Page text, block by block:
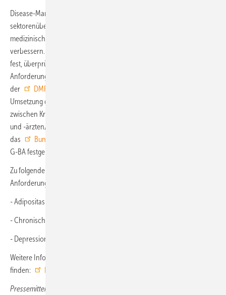
Disease-Management-Programme haben das Ziel, den
sektorenübergreifenden Behandlungsablauf und die Qualität der
medizinischen Versorgung von chronisch kranken Menschen zu
verbessern. Der G-BA legt die Anforderungen an solche Programme
fest, überprüft sie regelmäßig und aktualisiert sie gegebenenfalls. Die
Anforderungen an die DMP und die Dokumentation sind in
der
DMP-Anforderungen-Richtlinie
Umsetzung der DMP erfolgt auf der Basis regionaler Verträge
zwischen Krankenkassen und Leistungserbringern (Vertragsärztinnen
und -ärzten/Krankenhäusern). Vor Vertragsabschluss prüft
das
Bundesamt für Soziale Sicherung
G-BA festgelegten Anforderungen an ein DMP eingehalten werden.
Zu folgenden chronischen Erkrankungen gibt es derzeit DMP-
Anforderungen, aber noch keine Teilnahmemöglichkeiten:
- Adipositas (Erwachsene sowie Kinder und Jugendliche)
- Chronische HerzinsuffizienzChronischer Rückenschmerz
- Depressionen
Weitere Informationen sind auf der Website des G-BA zu
finden:
Pressemitteilung Gemeinsamer Bundesausschuss G-BA, Berlin